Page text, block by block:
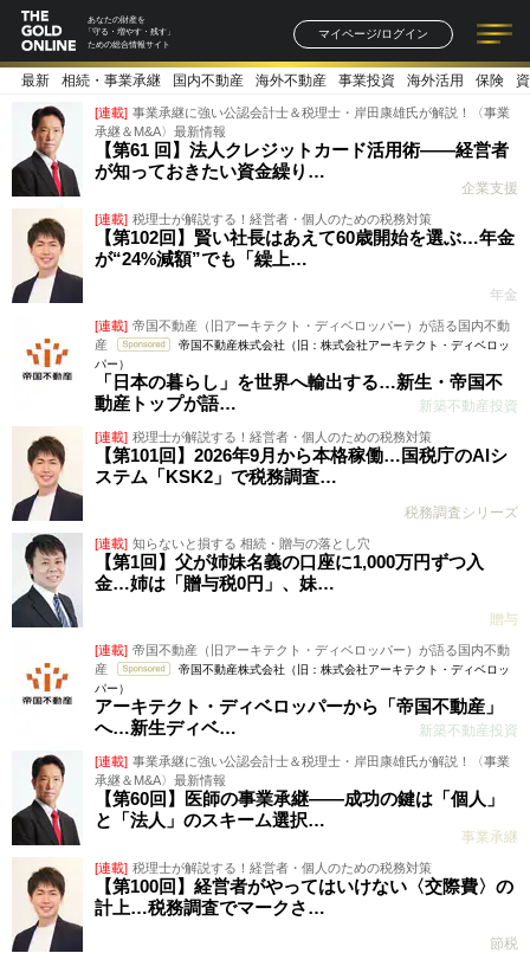
あなたの財産を
「守る・増やす・残す」
ための総合情報サイト
マイページ/ログイン
記事一覧 連載一覧
著者一覧 書籍一覧
最新 相続・事業承継 国内不動産 海外不動産 事業投資 海外活用 保険
[連載] 事業承継に強い公認会計士＆税理士・岸田康雄氏が解説！〈事業
承継＆M&A〉最新情報
【第61 回】法人クレジットカード活用術――経営者
が知っておきたい資金繰り…
企業支援
[連載] 税理士が解説する！経営者・個人のための税務対策
【第102回】賢い社長はあえて60歳開始を選ぶ…年金
が“24%減額”でも「繰上…
年金
[連載] 帝国不動産（旧アーキテクト・ディベロッパー）が語る国内不動
産
帝国不動産株式会社（旧：株式会社アーキテクト・ディベロッ
パー）
「日本の暮らし」を世界へ輸出する…新生・帝国不
動産トップが語…
新築不動産投資
[連載] 税理士が解説する！経営者・個人のための税務対策
【第101回】2026年9月から本格稼働…国税庁のAIシ
ステム「KSK2」で税務調査…
税務調査シリーズ
[連載] 知らないと損する 相続・贈与の落とし穴
【第1回】父が姉妹名義の口座に1,000万円ずつ入
金…姉は「贈与税0円」、妹…
贈与
[連載] 帝国不動産（旧アーキテクト・ディベロッパー）が語る国内不動
産
帝国不動産株式会社（旧：株式会社アーキテクト・ディベロッ
パー）
アーキテクト・ディベロッパーから「帝国不動産」
へ…新生ディベ…
新築不動産投資
[連載] 事業承継に強い公認会計士＆税理士・岸田康雄氏が解説！〈事業
承継＆M&A〉最新情報
【第60回】医師の事業承継――成功の鍵は「個人」
と「法人」のスキーム選択…
事業承継
[連載] 税理士が解説する！経営者・個人のための税務対策
【第100回】経営者がやってはいけない〈交際費〉の
計上…税務調査でマークさ…
節税